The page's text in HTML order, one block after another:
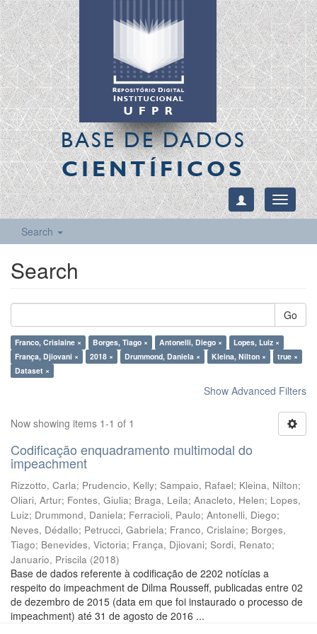
BASE DE DADOS
CIENTÍFICOS
Toggle
Search
Search
Go
Franco, Crislaine × Borges, Tiago × Antonelli, Diego ×
Lopes, Luiz ×
França, Djiovani ×
2018 × Drummond, Daniela × Kleina, Nilton ×
true ×
Dataset ×
Show Advanced Filters
Now showing items 1-1 of 1
Codificação enquadramento multimodal do
impeachment
Rizzotto, Carla; Prudencio, Kelly; Sampaio, Rafael; Kleina, Nilton;
Oliari, Artur; Fontes, Giulia; Braga, Leila; Anacleto, Helen; Lopes,
Luiz; Drummond, Daniela; Ferracioli, Paulo; Antonelli, Diego;
Neves, Dédallo; Petrucci, Gabriela; Franco, Crislaine; Borges,
Tiago; Benevides, Victoria; França, Djiovani; Sordi, Renato;
Januario, Priscila (2018)
Base de dados referente à codificação de 2202 notícias a
respeito do impeachment de Dilma Rousseff, publicadas entre 02
de dezembro de 2015 (data em que foi instaurado o processo de
impeachment) até 31 de agosto de 2016 ...